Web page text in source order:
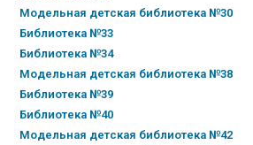
Модельная детская библиотека №30
Библиотека №33
Библиотека №34
Модельная детская библиотека №38
Библиотека №39
Библиотека №40
Модельная детская библиотека №42